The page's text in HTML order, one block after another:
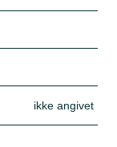
ikke angivet